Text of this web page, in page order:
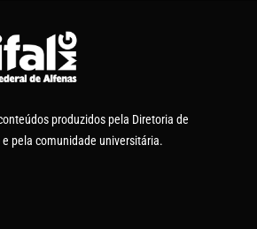
produzidos pela Diretoria de
pela comunidade universitária.